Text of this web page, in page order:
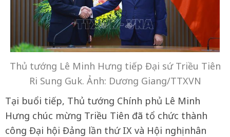
Thủ tướng Lê Minh Hưng tiếp Đại sứ Triều Tiên
Ri Sung Guk. Ảnh: Dương Giang/TTXVN
Tại buổi tiếp, Thủ tướng Chính phủ Lê Minh
Hưng chúc mừng Triều Tiên đã tổ chức thành
công Đại hội Đảng lần thứ IX và Hội nghị nhân